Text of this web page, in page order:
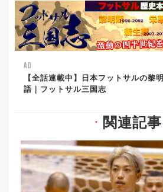
AD
【全話連載中】日本フットサルの黎
語｜フットサル三国志
▼ 関連記事